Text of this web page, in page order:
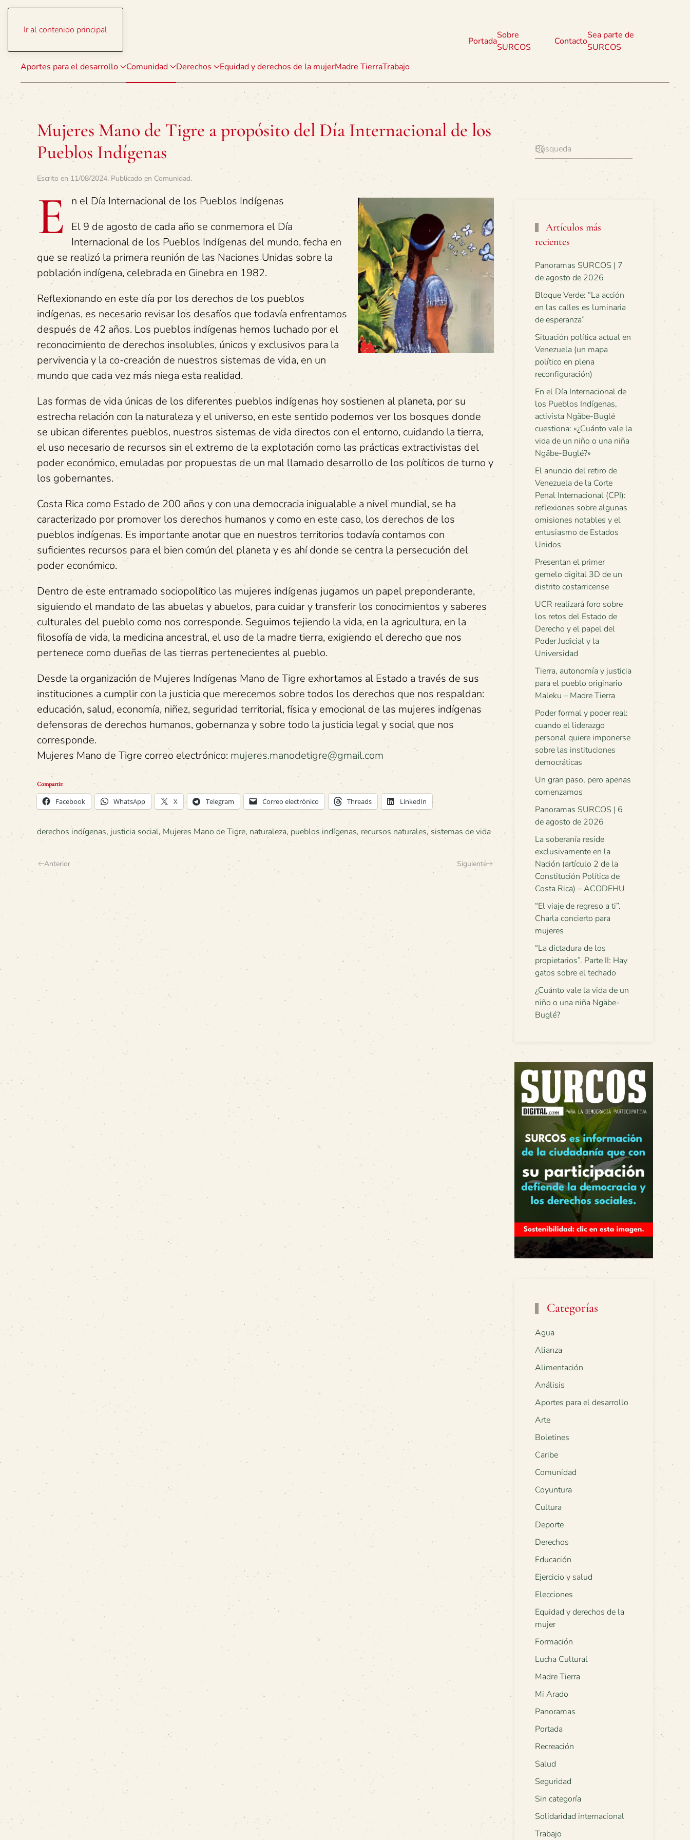
Ir al contenido principal
Aportes para el desarrollo Comunidad Derechos Equidad y derechos de la mujerMadre TierraTrabajo
Portada
Sobre
SURCOS
Contacto
Sea parte de
SURCOS
Mujeres Mano de Tigre a propósito del Día Internacional de los
Pueblos Indígenas
Escrito en 11/08/2024. Publicado en Comunidad.
E
n el Día Internacional de los Pueblos Indígenas
El 9 de agosto de cada año se conmemora el Día
Internacional de los Pueblos Indígenas del mundo, fecha en
que se realizó la primera reunión de las Naciones Unidas sobre la
población indígena, celebrada en Ginebra en 1982.
Reflexionando en este día por los derechos de los pueblos
indígenas, es necesario revisar los desafíos que todavía enfrentamos
después de 42 años. Los pueblos indígenas hemos luchado por el
reconocimiento de derechos insolubles, únicos y exclusivos para la
pervivencia y la co-creación de nuestros sistemas de vida, en un
mundo que cada vez más niega esta realidad.
Las formas de vida únicas de los diferentes pueblos indígenas hoy sostienen al planeta, por su
estrecha relación con la naturaleza y el universo, en este sentido podemos ver los bosques donde
se ubican diferentes pueblos, nuestros sistemas de vida directos con el entorno, cuidando la tierra,
el uso necesario de recursos sin el extremo de la explotación como las prácticas extractivistas del
poder económico, emuladas por propuestas de un mal llamado desarrollo de los políticos de turno y
los gobernantes.
Costa Rica como Estado de 200 años y con una democracia inigualable a nivel mundial, se ha
caracterizado por promover los derechos humanos y como en este caso, los derechos de los
pueblos indígenas. Es importante anotar que en nuestros territorios todavía contamos con
suficientes recursos para el bien común del planeta y es ahí donde se centra la persecución del
poder económico.
Dentro de este entramado sociopolítico las mujeres indígenas jugamos un papel preponderante,
siguiendo el mandato de las abuelas y abuelos, para cuidar y transferir los conocimientos y saberes
culturales del pueblo como nos corresponde. Seguimos tejiendo la vida, en la agricultura, en la
filosofía de vida, la medicina ancestral, el uso de la madre tierra, exigiendo el derecho que nos
pertenece como dueñas de las tierras pertenecientes al pueblo.
Desde la organización de Mujeres Indígenas Mano de Tigre exhortamos al Estado a través de sus
instituciones a cumplir con la justicia que merecemos sobre todos los derechos que nos respaldan:
educación, salud, economía, niñez, seguridad territorial, física y emocional de las mujeres indígenas
defensoras de derechos humanos, gobernanza y sobre todo la justicia legal y social que nos
corresponde.
Mujeres Mano de Tigre correo electrónico: mujeres.manodetigre@gmail.com
Compartir:
Facebook WhatsApp X Telegram Correo electrónico Threads LinkedIn
derechos indígenas, justicia social, Mujeres Mano de Tigre, naturaleza, pueblos indígenas, recursos naturales, sistemas de vida
Anterior Siguiente
Artículos más
recientes
Panoramas SURCOS | 7
de agosto de 2026
Bloque Verde: “La acción
en las calles es luminaria
de esperanza”
Situación política actual en
Venezuela (un mapa
político en plena
reconfiguración)
En el Día Internacional de
los Pueblos Indígenas,
activista Ngäbe-Buglé
cuestiona: «¿Cuánto vale la
vida de un niño o una niña
Ngäbe-Buglé?»
El anuncio del retiro de
Venezuela de la Corte
Penal Internacional (CPI):
reflexiones sobre algunas
omisiones notables y el
entusiasmo de Estados
Unidos
Presentan el primer
gemelo digital 3D de un
distrito costarricense
UCR realizará foro sobre
los retos del Estado de
Derecho y el papel del
Poder Judicial y la
Universidad
Tierra, autonomía y justicia
para el pueblo originario
Maleku – Madre Tierra
Poder formal y poder real:
cuando el liderazgo
personal quiere imponerse
sobre las instituciones
democráticas
Un gran paso, pero apenas
comenzamos
Panoramas SURCOS | 6
de agosto de 2026
La soberanía reside
exclusivamente en la
Nación (artículo 2 de la
Constitución Política de
Costa Rica) – ACODEHU
“El viaje de regreso a ti”.
Charla concierto para
mujeres
“La dictadura de los
propietarios”. Parte II: Hay
gatos sobre el techado
¿Cuánto vale la vida de un
niño o una niña Ngäbe-
Buglé?
Categorías
Agua
Alianza
Alimentación
Análisis
Aportes para el desarrollo
Arte
Boletines
Caribe
Comunidad
Coyuntura
Cultura
Deporte
Derechos
Educación
Ejercicio y salud
Elecciones
Equidad y derechos de la
mujer
Formación
Lucha Cultural
Madre Tierra
Mi Arado
Panoramas
Portada
Recreación
Salud
Seguridad
Sin categoría
Solidaridad internacional
Trabajo